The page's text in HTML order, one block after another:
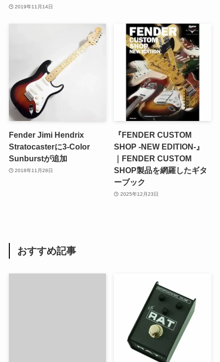
2019年11月14日
Fender Jimi Hendrix
Stratocasterに3-Color
Sunburstが追加
2018年11月28日
『FENDER CUSTOM
SHOP -NEW EDITION-』
｜FENDER CUSTOM
SHOP製品を網羅したギタ
ーブック
2025年12月23日
おすすめ記事